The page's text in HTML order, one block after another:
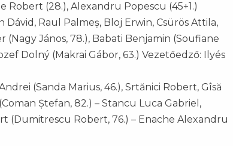
Robert (28.), Alexandru Popescu (45+1.)
Dávid, Raul Palmeș, Bloj Erwin, Csürös Attila,
János, 78.), Babati Benjamin (Soufiane
Dolný (Makrai Gábor, 63.) Vezetőedző: Ilyés
(Sanda Marius, 46.), Srtănici Robert, Gîsă
Ștefan, 82.) – Stancu Luca Gabriel,
(Dumitrescu Robert, 76.) – Enache Alexandru